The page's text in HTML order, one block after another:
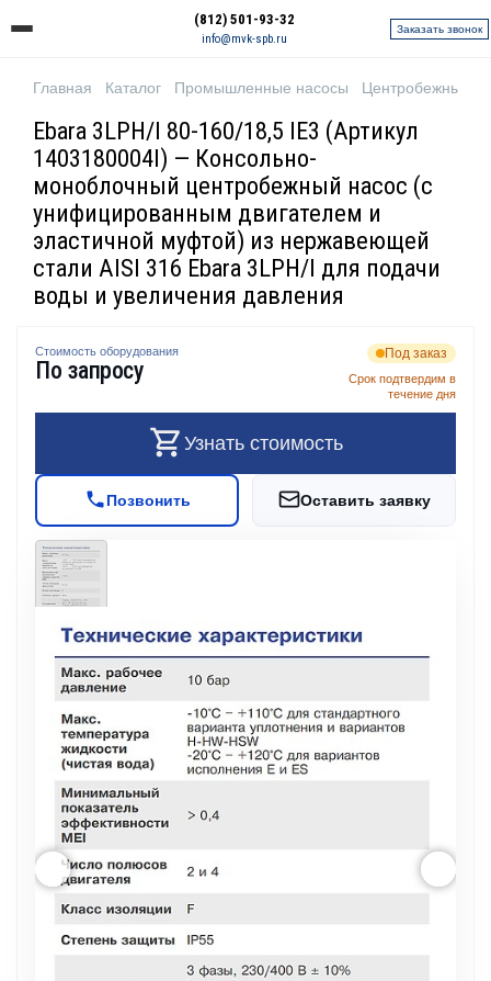
(812) 501-93-32
info@mvk-spb.ru
Заказать звонок
Главная Каталог Промышленные насосы Центробежные
Ebara 3LPH/I 80-160/18,5 IE3 (Артикул
1403180004I) — Консольно-
моноблочный центробежный насос (с
унифицированным двигателем и
эластичной муфтой) из нержавеющей
стали AISI 316 Ebara 3LPH/I для подачи
воды и увеличения давления
Стоимость оборудования
По запросу
Под заказ
Срок подтвердим в
течение дня
Узнать стоимость
Позвонить Оставить заявку